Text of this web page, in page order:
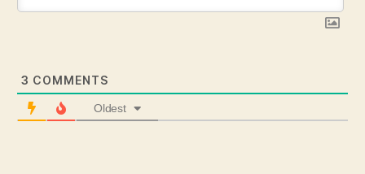
3 COMMENTS
Oldest